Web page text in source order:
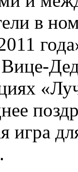
в
игра